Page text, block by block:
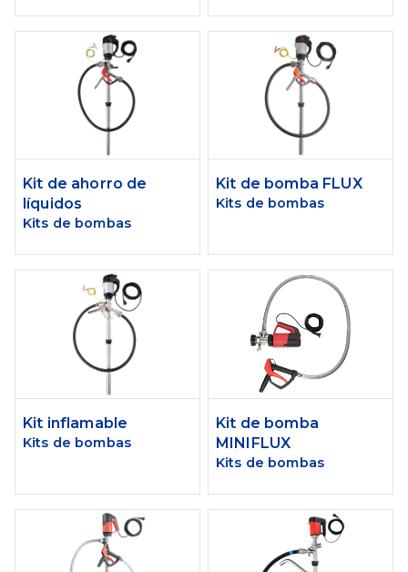
Kit de ahorro de
líquidos
Kits de bombas
Kit de bomba FLUX
Kits de bombas
Kit inflamable
Kits de bombas
Kit de bomba
MINIFLUX
Kits de bombas